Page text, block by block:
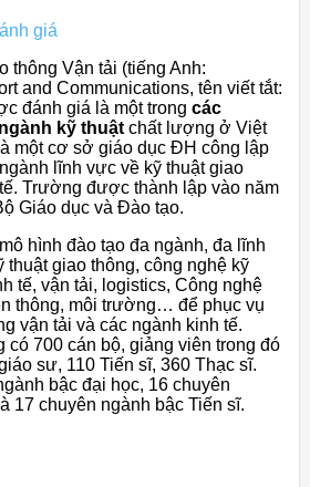
giá
thông Vận tải (tiếng Anh:
and Communications, tên viết tắt:
đánh giá là một trong các
kỹ thuật chất lượng ở Việt
một cơ sở giáo dục ĐH công lập
lĩnh vực về kỹ thuật giao
Trường được thành lập vào năm
Giáo dục và Đào tạo.
hình đào tạo đa ngành, đa lĩnh
thuật giao thông, công nghệ kỹ
tế, vận tải, logistics, Công nghệ
thông, môi trường… để phục vụ
vận tải và các ngành kinh tế.
có 700 cán bộ, giảng viên trong đó
sư, 110 Tiến sĩ, 360 Thạc sĩ.
bậc đại học, 16 chuyên
17 chuyên ngành bậc Tiến sĩ.